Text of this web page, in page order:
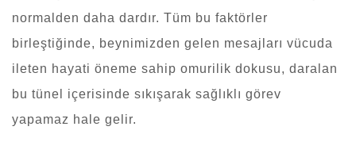
normalden daha dardır. Tüm bu faktörler
birleştiğinde, beynimizden gelen mesajları vücuda
ileten hayati öneme sahip omurilik dokusu, daralan
bu tünel içerisinde sıkışarak sağlıklı görev
yapamaz hale gelir.